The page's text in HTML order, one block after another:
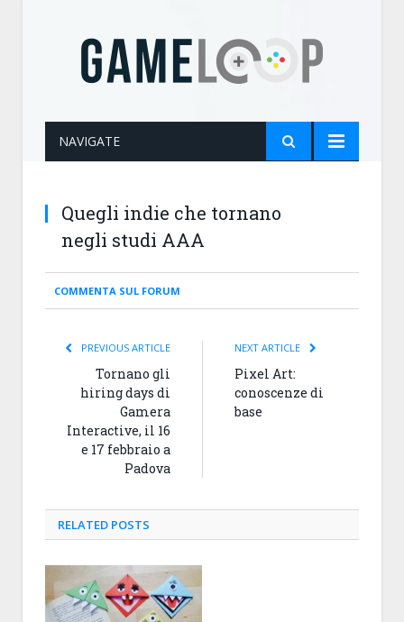
NAVIGATE
Quegli indie che tornano
negli studi AAA
COMMENTA SUL FORUM
PREVIOUS ARTICLE
Tornano gli
hiring days di
Gamera
Interactive, il 16
e 17 febbraio a
Padova
NEXT ARTICLE
Pixel Art:
conoscenze di
base
RELATED POSTS